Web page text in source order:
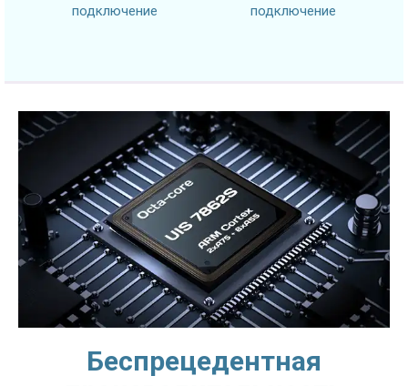
подключение
подключение
Беспрецедентная